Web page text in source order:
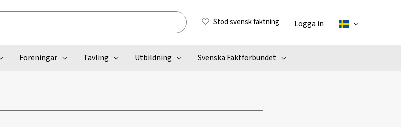
Stöd svensk fäktning Logga in
Föreningar Tävling Utbildning Svenska Fäktförbundet